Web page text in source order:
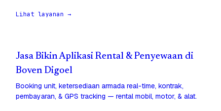
Lihat layanan →
Jasa Bikin Aplikasi Rental & Penyewaan di
Boven Digoel
Booking unit, ketersediaan armada real-time, kontrak,
pembayaran, & GPS tracking — rental mobil, motor, & alat.